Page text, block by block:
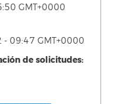
GMT+0000
- 09:47 GMT+0000
de solicitudes: